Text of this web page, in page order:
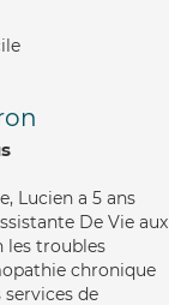
Lucien a 5 ans
De Vie aux
les troubles
chronique
de